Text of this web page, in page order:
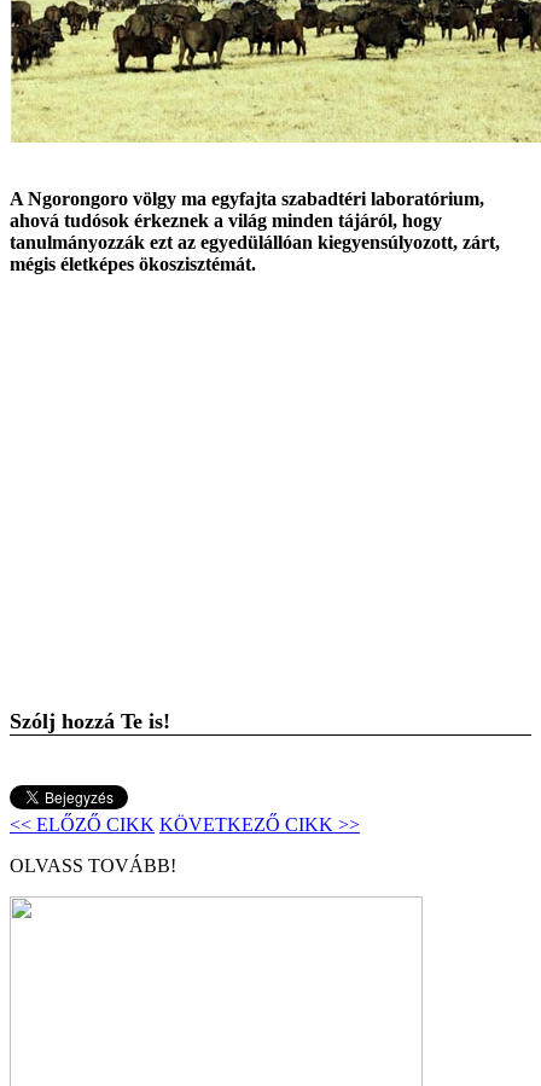
A Ngorongoro völgy ma egyfajta szabadtéri laboratórium,
ahová tudósok érkeznek a világ minden tájáról, hogy
tanulmányozzák ezt az egyedülállóan kiegyensúlyozott, zárt,
mégis életképes ökoszisztémát.
Szólj hozzá Te is!
<< ELŐZŐ CIKK KÖVETKEZŐ CIKK >>
OLVASS TOVÁBB!